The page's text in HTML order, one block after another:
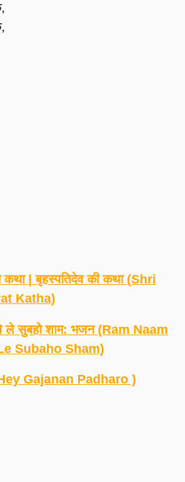
कथा | बृहस्पतिदेव की कथा (Shri
Katha)
पि ले सुबहो शाम: भजन (Ram Naam
Subaho Sham)
Gajanan Padharo )